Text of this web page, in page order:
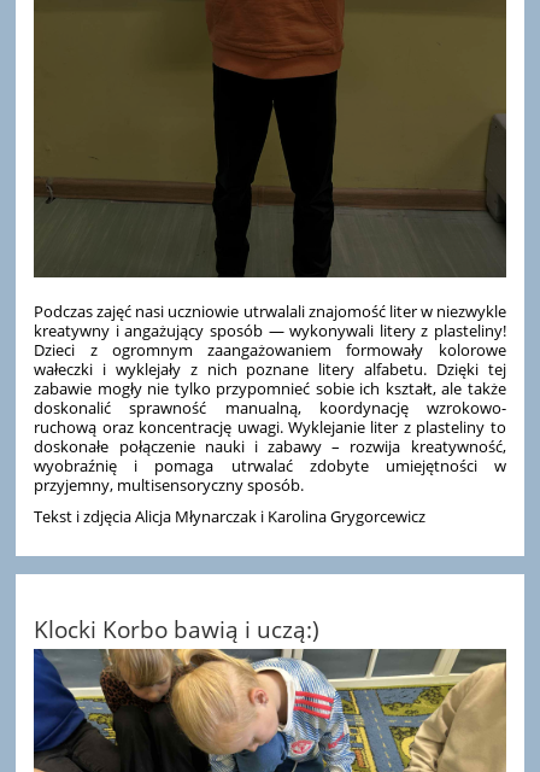
Podczas zajęć nasi uczniowie utrwalali znajomość liter w niezwykle
kreatywny i angażujący sposób — wykonywali litery z plasteliny!
Dzieci z ogromnym zaangażowaniem formowały kolorowe
wałeczki i wyklejały z nich poznane litery alfabetu. Dzięki tej
zabawie mogły nie tylko przypomnieć sobie ich kształt, ale także
doskonalić sprawność manualną, koordynację wzrokowo-
ruchową oraz koncentrację uwagi. Wyklejanie liter z plasteliny to
doskonałe połączenie nauki i zabawy – rozwija kreatywność,
wyobraźnię i pomaga utrwalać zdobyte umiejętności w
przyjemny, multisensoryczny sposób.
Tekst i zdjęcia Alicja Młynarczak i Karolina Grygorcewicz
Klocki Korbo bawią i uczą:)